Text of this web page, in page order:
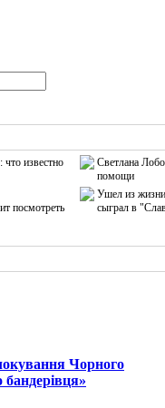
известно
посмотреть
Светлана
помощи
Ушел из жизни
сыграл в
Чорного